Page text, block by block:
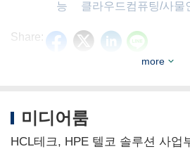
능
클라우드컴퓨팅/사물
Share:
more
미디어룸
HCL테크, HPE 텔코 솔루션 사업